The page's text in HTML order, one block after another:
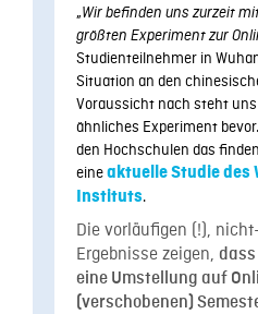
„Wir befinden uns zurzeit
größten Experiment zur
Studienteilnehmer in
Situation an den
Voraussicht nach steht
ähnliches Experiment
den Hochschulen das
eineaktuelle Studie des
Instituts.
Die vorläufigen (!),
Ergebnisse zeigen, dass
eine Umstellung auf
(verschobenen)